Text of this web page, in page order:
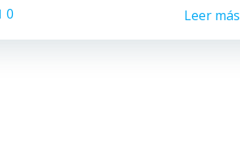
0 Leer más